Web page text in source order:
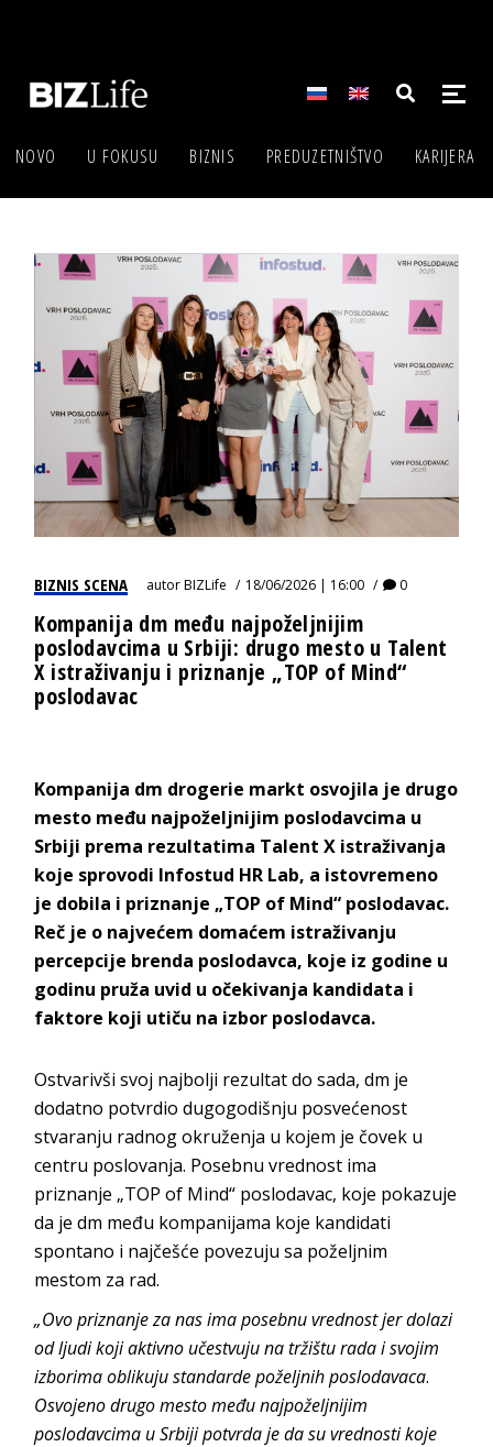
NOVO U FOKUSU BIZNIS PREDUZETNIŠTVO KARIJERA
BIZNIS SCENA autorBIZLife 18/06/2026 | 16:00 0
Kompanija dm među najpoželjnijim
poslodavcima u Srbiji: drugo mesto u Talent
X istraživanju i priznanje „TOP of Mind“
poslodavac
Kompanija dm drogerie markt osvojila je drugo
mesto među najpoželjnijim poslodavcima u
Srbiji prema rezultatima Talent X istraživanja
koje sprovodi Infostud HR Lab, a istovremeno
je dobila i priznanje „TOP of Mind“ poslodavac.
Reč je o najvećem domaćem istraživanju
percepcije brenda poslodavca, koje iz godine u
godinu pruža uvid u očekivanja kandidata i
faktore koji utiču na izbor poslodavca.
Ostvarivši svoj najbolji rezultat do sada, dm je
dodatno potvrdio dugogodišnju posvećenost
stvaranju radnog okruženja u kojem je čovek u
centru poslovanja. Posebnu vrednost ima
priznanje „TOP of Mind“ poslodavac, koje pokazuje
da je dm među kompanijama koje kandidati
spontano i najčešće povezuju sa poželjnim
mestom za rad.
„Ovo priznanje za nas ima posebnu vrednost jer dolazi
od ljudi koji aktivno učestvuju na tržištu rada i svojim
izborima oblikuju standarde poželjnih poslodavaca.
Osvojeno drugo mesto među najpoželjnijim
poslodavcima u Srbiji potvrda je da su vrednosti koje